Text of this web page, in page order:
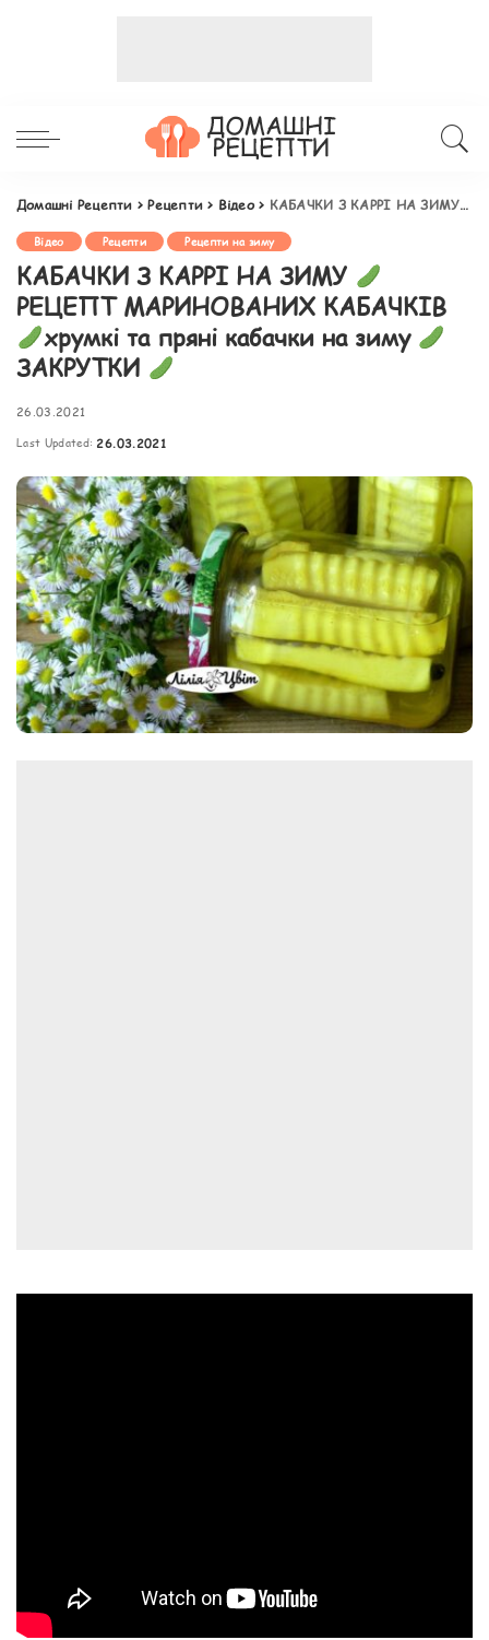
Домашні Рецепти >Рецепти > Відео> КАБАЧКИ З КАРРІ НА ЗИМУ
Відео Рецепти Рецепти на зиму
КАБАЧКИ З КАРРІ НА ЗИМУ
РЕЦЕПТ МАРИНОВАНИХ КАБАЧКІВ
хрумкі та пряні кабачки на зиму
ЗАКРУТКИ
26.03.2021
Last Updated: 26.03.2021